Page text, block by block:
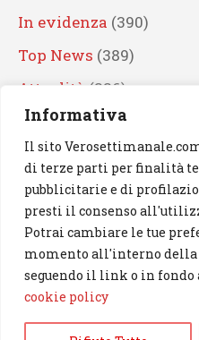
Informativa
Il sito
di terze parti per finalità
pubblicitarie e di
presti il consenso
Potrai cambiare le tue
momento all'interno della
seguendo il link o in fondo
cookie policy
In evidenza (390)
Top News (389)
Attualità (336)
Eventi(330)
Artisti (241)
News(238)
Cerca
© 2023 Verosettimanale.com. All